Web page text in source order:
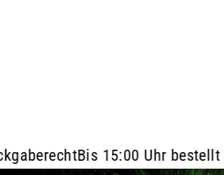
Bis 15:00 Uhr bestellt -